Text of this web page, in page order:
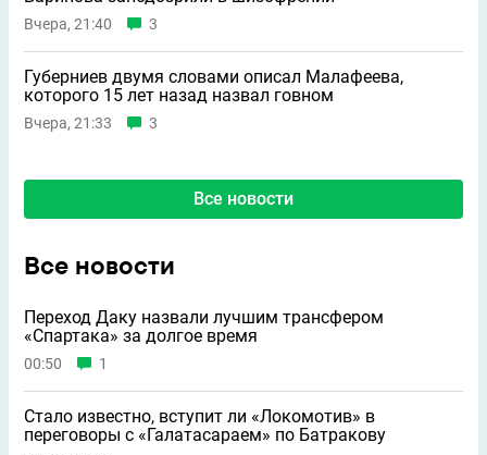
Вчера, 21:40 3
Губерниев двумя словами описал Малафеева,
которого 15 лет назад назвал говном
Вчера, 21:33 3
Все новости
Все новости
Переход Даку назвали лучшим трансфером
«Спартака» за долгое время
00:50 1
Стало известно, вступит ли «Локомотив» в
переговоры с «Галатасараем» по Батракову